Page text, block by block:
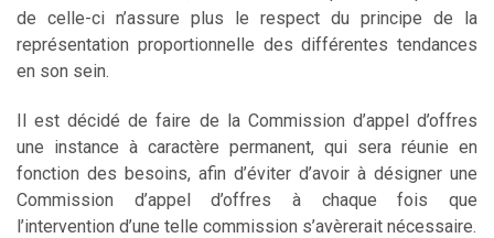
de celle-ci n’assure plus le respect du principe de la
représentation proportionnelle des différentes tendances
en son sein.
Il est décidé de faire de la Commission d’appel d’offres
une instance à caractère permanent, qui sera réunie en
fonction des besoins, afin d’éviter d’avoir à désigner une
Commission d’appel d’offres à chaque fois que
l’intervention d’une telle commission s’avèrerait nécessaire.